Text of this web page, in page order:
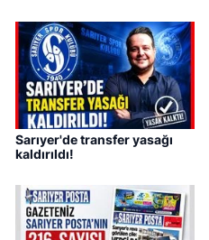
Sarıyer'de transfer yasağı
kaldırıldı!